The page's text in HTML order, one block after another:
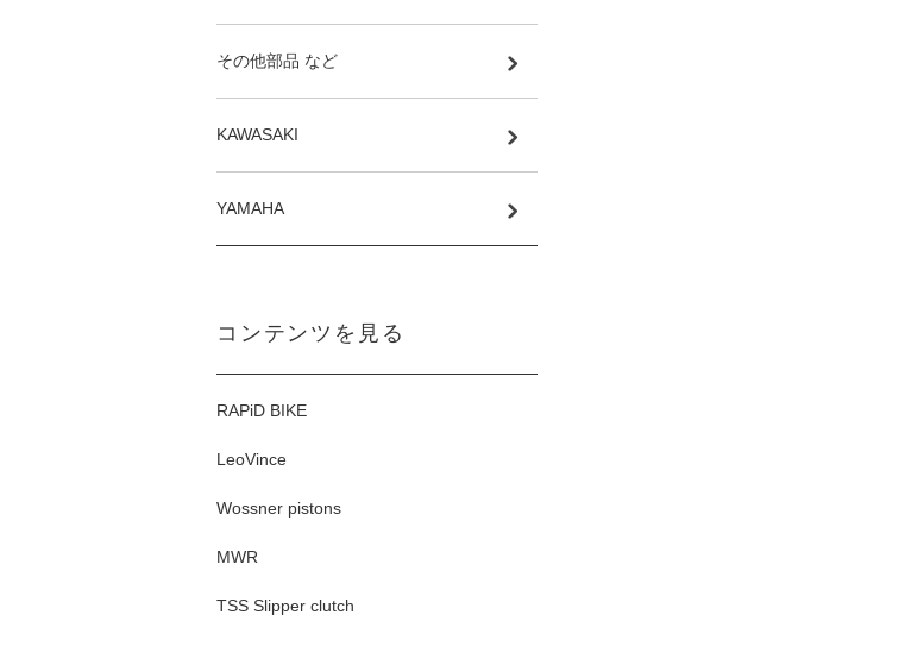
その他部品 など
KAWASAKI
YAMAHA
コンテンツを見る
RAPiD BIKE
LeoVince
Wossner pistons
MWR
TSS Slipper clutch